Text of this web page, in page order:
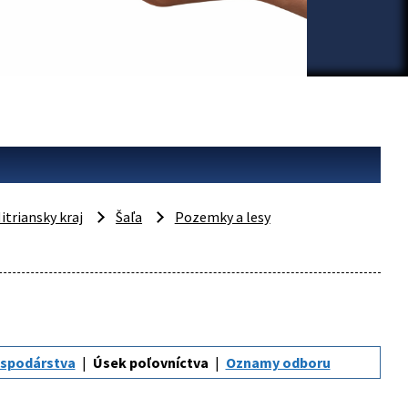
kraj Šaľa
Pozemky a lesy
Úsek poľovníctva Oznamy odboru